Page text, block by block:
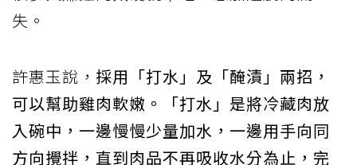
失。
許惠玉說， 採用「打水」及「醃漬」兩招，
可以幫助雞肉軟嫩。「打水」是將冷藏肉放
入碗中，一邊慢慢少量加水，一邊用手向同
方向攪拌，直到肉品不再吸收水分為止，完